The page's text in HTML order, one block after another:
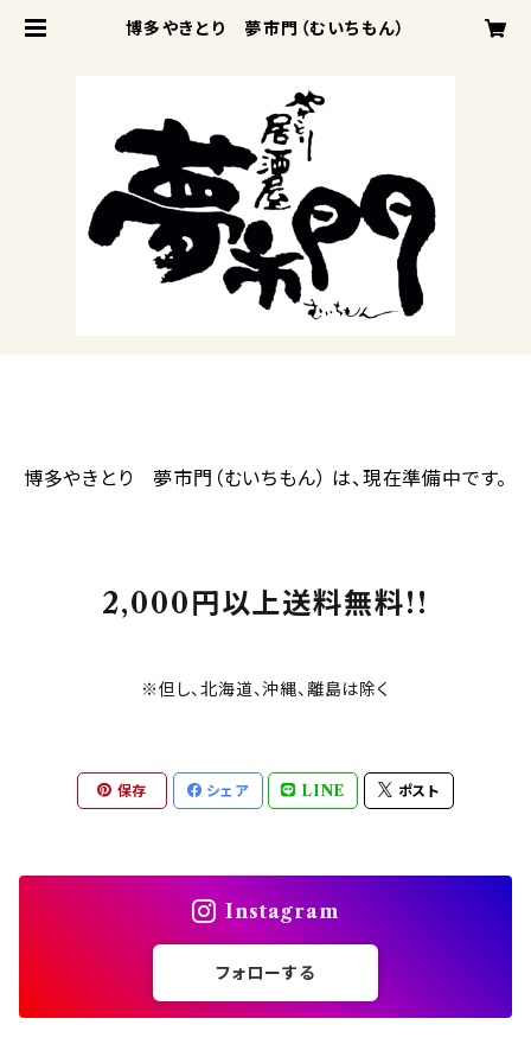
博多やきとり 夢市門（むいちもん）
博多やきとり 夢市門（むいちもん） は、現在準備中です。
2,000円以上送料無料!!
※但し、北海道、沖縄、離島は除く
保存 シェア LINE ポスト
Instagram
フォローする